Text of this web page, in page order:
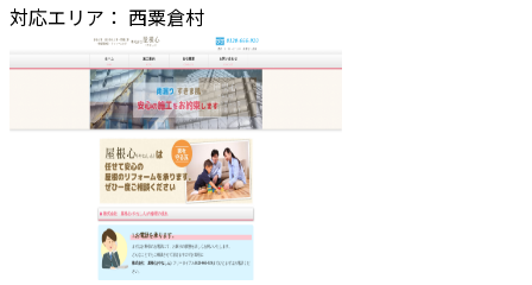
対応エリア： 西粟倉村